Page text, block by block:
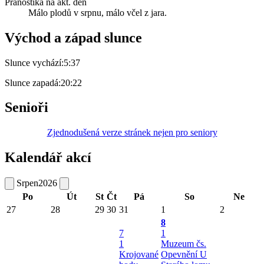
Málo plodů v srpnu, málo včel z jara.
Východ a západ slunce
Slunce vychází:5:37
Slunce zapadá:20:22
Senioři
Zjednodušená verze stránek nejen pro seniory
Kalendář akcí
Srpen2026
Po
Út St Čt Pá So
Ne
27
28 29 30 31 1 2
7
1
Krojované
8
1
Muzeum čs.
Opevnění U